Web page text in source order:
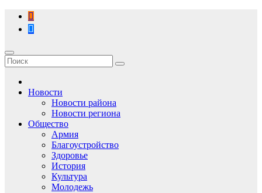
Перейти
содержимому
Новости
Новости района
Новости региона
Общество
Армия
Благоустройство
Здоровье
История
Культура
Молодежь